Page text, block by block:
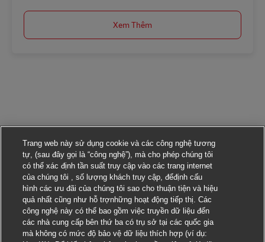
Xem Thêm
Trang web này sử dụng cookie và các công nghệ tương
tự, (sau đây gọi là “công nghệ”), mà cho phép chúng tôi
có thể xác định tần suất truy cập vào các trang internet
của chúng tôi , số lượng khách truy cập, đểđịnh cấu
hình các ưu đãi của chúng tôi sao cho thuận tiện và hiệu
quả nhất cũng như hỗ trợnhững hoạt động tiếp thị. Các
công nghệ này có thể bao gồm việc truyền dữ liệu đến
các nhà cung cấp bên thứ ba có trụ sở tại các quốc gia
mà không có mức độ bảo vệ dữ liệu thích hợp (ví dụ: